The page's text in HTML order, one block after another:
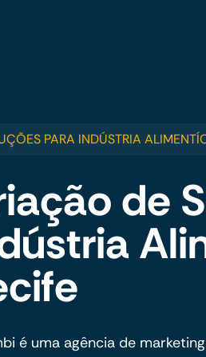
PARA INDÚSTRIA
de
é uma agência de